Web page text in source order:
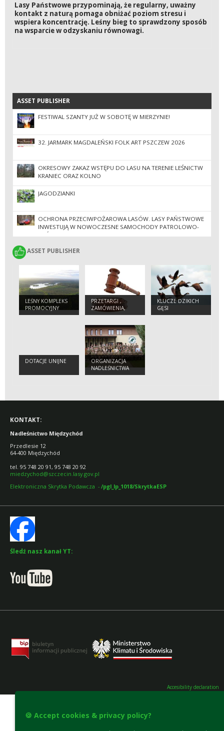
Lasy Państwowe przypominają, że regularny, uważny
kontakt z naturą pomaga obniżać poziom stresu i
wspiera koncentrację. Leśny bieg to sprawdzony sposób
na wsparcie w odzyskaniu równowagi.
ASSET PUBLISHER
ASSET PUBLISHER
FESTIWAL SZANTY JUŻ W SOBOTĘ W MIERZYNIE!
32. JARMARK MAGDALEŃSKI FOLK ART PSZCZEW 2026
OKRESOWY ZAKAZ WSTĘPU DO LASU NA TERENIE LEŚNICTW
KRANIEC ORAZ KOLNO
JAGODZIANKI
OCHRONA PRZECIWPOŻAROWA LASÓW. LASY PAŃSTWOWE
INWESTUJĄ W NOWOCZESNE SAMOCHODY PATROLOWO-
GAŚNICZE
ASSET PUBLISHER
ASSET PUBLISHER
LEŚNY KOMPLEKS
PROMOCYJNY
„PUSZCZA
PRZETARGI ,
ZAMÓWIENIA,
ZARZĄDZENIA
KLUCZE DZIKICH
GĘSI
DOTACJE UNIJNE
ORGANIZACJA
NADLEŚNICTWA
KONTAKT:
Nadleśnictwo Międzychód
Przedlesie 12
64-400 Międzychód
tel. 95 748 20 91, 95 748 20 92
miedzychod@szczecin.lasy.gov.pl
Elektroniczna Skrytka Podawcza - /pgl_lp_1018/SkrytkaESP
Śledź nasz kanał YT:
Accesibility declaration
🍪 Accept cookies & privacy policy?